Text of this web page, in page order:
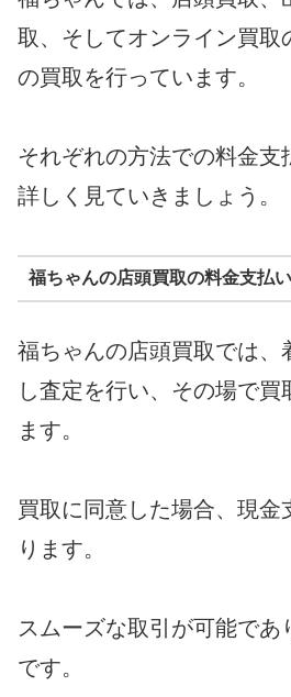
取、そしてオンライン買取
の買取を行っています。
それぞれの方法での料金支
詳しく見ていきましょう。
福ちゃんの店頭買取の料金支払
福ちゃんの店頭買取では、
し査定を行い、その場で買
ます。
買取に同意した場合、現金
ります。
スムーズな取引が可能であ
です。